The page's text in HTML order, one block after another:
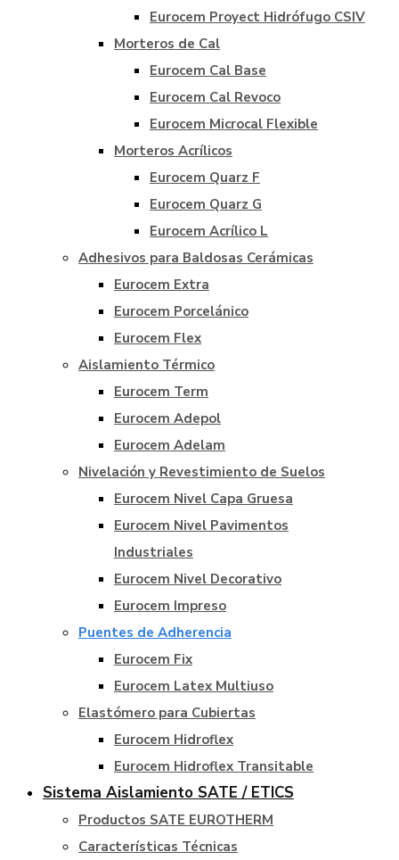
Eurocem Proyect Hidrófugo CSIV
Morteros de Cal
Eurocem Cal Base
Eurocem Cal Revoco
Eurocem Microcal Flexible
Morteros Acrílicos
Eurocem Quarz F
Eurocem Quarz G
Eurocem Acrílico L
Adhesivos para Baldosas Cerámicas
Eurocem Extra
Eurocem Porcelánico
Eurocem Flex
Aislamiento Térmico
Eurocem Term
Eurocem Adepol
Eurocem Adelam
Nivelación y Revestimiento de Suelos
Eurocem Nivel Capa Gruesa
Eurocem Nivel Pavimentos
Industriales
Eurocem Nivel Decorativo
Eurocem Impreso
Puentes de Adherencia
Eurocem Fix
Eurocem Latex Multiuso
Elastómero para Cubiertas
Eurocem Hidroflex
Eurocem Hidroflex Transitable
Sistema Aislamiento SATE / ETICS
Productos SATE EUROTHERM
Características Técnicas